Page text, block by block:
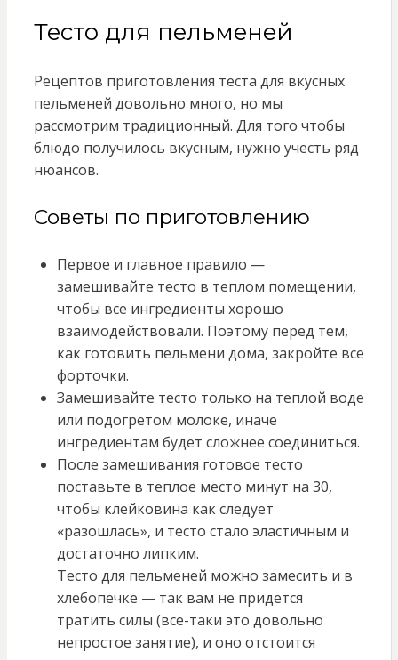
Тесто для пельменей
Рецептов приготовления теста для вкусных
пельменей довольно много, но мы
рассмотрим традиционный. Для того чтобы
блюдо получилось вкусным, нужно учесть ряд
нюансов.
Советы по приготовлению
Первое и главное правило —
замешивайте тесто в теплом помещении,
чтобы все ингредиенты хорошо
взаимодействовали. Поэтому перед тем,
как готовить пельмени дома, закройте все
форточки.
Замешивайте тесто только на теплой воде
или подогретом молоке, иначе
ингредиентам будет сложнее соединиться.
После замешивания готовое тесто
поставьте в теплое место минут на 30,
чтобы клейковина как следует
«разошлась», и тесто стало эластичным и
достаточно липким.
Тесто для пельменей можно замесить и в
хлебопечке — так вам не придется
тратить силы (все-таки это довольно
непростое занятие), и оно отстоится